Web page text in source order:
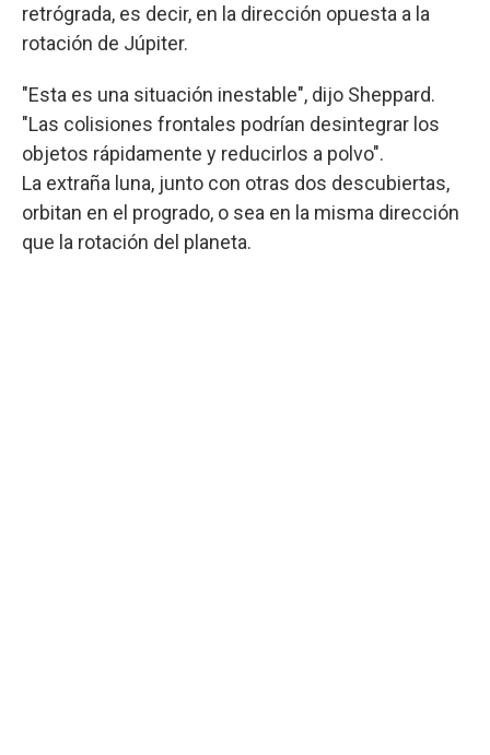
retrógrada, es decir, en la dirección opuesta a la
rotación de Júpiter.
"Esta es una situación inestable", dijo Sheppard.
"Las colisiones frontales podrían desintegrar los
objetos rápidamente y reducirlos a polvo".
La extraña luna, junto con otras dos descubiertas,
orbitan en el progrado, o sea en la misma dirección
que la rotación del planeta.